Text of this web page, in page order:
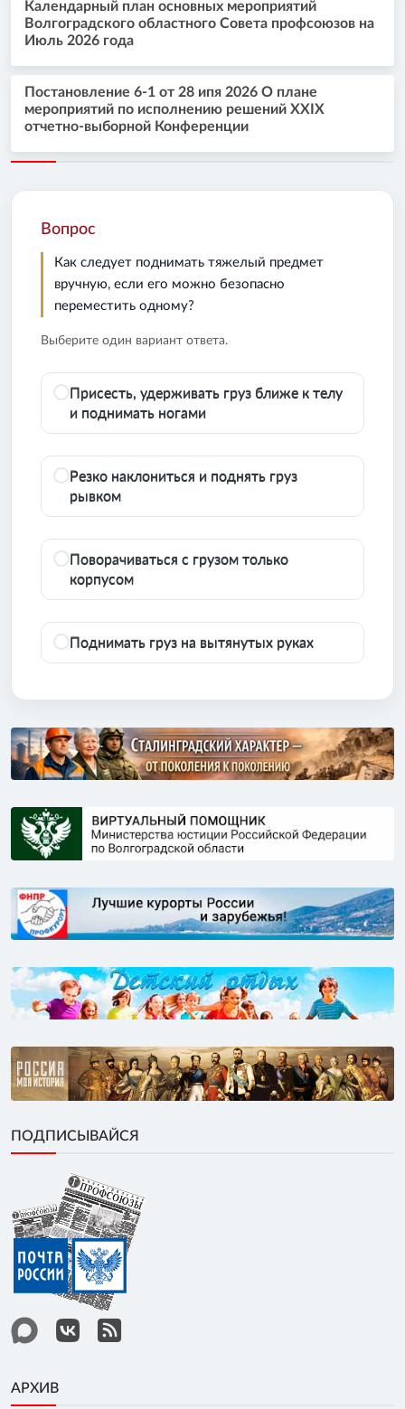
Календарный план основных мероприятий
Волгоградского областного Совета профсоюзов на
Июль 2026 года
Постановление 6-1 от 28 ипя 2026 О плане
мероприятий по исполнению решений XXIX
отчетно-выборной Конференции
Вопрос
Как следует поднимать тяжелый предмет
вручную, если его можно безопасно
переместить одному?
Выберите один вариант ответа.
Присесть, удерживать груз ближе к телу
и поднимать ногами
Резко наклониться и поднять груз
рывком
Поворачиваться с грузом только
корпусом
Поднимать груз на вытянутых руках
ПОДПИСЫВАЙСЯ
АРХИВ